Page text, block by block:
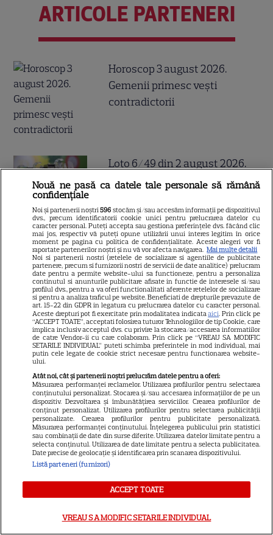
ARTICOLE PARTENERI
Horoscop 3 august 2026.
Gemenii primesc vești
contradictorii
Loto 6/49 din 2 august 2026.
Numerele extrase duminică
Cum coci vinetele la bloc, fără
să umpli casa de fum
franceză – cum funcționează
și care sunt avantajele
ALTE ARTICOLE
INTERESANTE
Nouă ne pasă ca datele tale personale să rămână
confidențiale
Noi și partenerii noștri596 stocăm și/sau accesăm informații pe dispozitivul
dvs., precum identificatorii cookie unici pentru prelucrarea datelor cu
caracter personal. Puteți accepta sau gestiona preferințele dvs. făcând clic
mai jos, respectiv vă puteți opune utilizării unui interes legitim în orice
moment pe pagina cu politica de confidențialitate. Aceste alegeri vor fi
raportate partenerilor noștri și nu vă vor afecta navigarea. Mai multe detalii
Noi si partenerii nostri (retelele de socializare si agentiile de publicitate
partenere, precum si furnizorii nostri de servicii de date analitice) prelucram
date pentru a permite website-ului sa functioneze, pentru a personaliza
continutul si anunturile publicitare afisate in functie de interesele si/sau
profilul dvs., pentru a va oferi functionalitati aferente retelelor de socializare
si pentru a analiza traficul pe website. Beneficiati de drepturile prevazute de
art. 15-22 din GDPR in legatura cu prelucrarea datelor cu caracter personal.
Aceste drepturi pot fi exercitate prin modalitatea indicataaici. Prin click pe
“ACCEPT TOATE”, acceptati folosirea tuturor Tehnologiilor de tip Cookie, care
implica inclusiv acceptul dvs. cu privire la stocarea/accesarea informatiilor
de catre Vendor-ii cu care colaboram. Prin click pe “VREAU SA MODIFIC
SETARILE INDIVIDUAL” puteti schimba preferintele in mod individual, mai
putin cele legate de cookie strict necesare pentru functionarea website-
ului.
Atât noi, cât și partenerii noștri prelucrăm datele pentru a oferi:
Măsurarea performanței reclamelor. Utilizarea profilurilor pentru selectarea
conținutului personalizat. Stocarea și/sau accesarea informațiilor de pe un
dispozitiv. Dezvoltarea și îmbunătățirea serviciilor. Crearea profilurilor de
conținut personalizat. Utilizarea profilurilor pentru selectarea publicității
personalizate. Crearea profilurilor pentru publicitate personalizată.
Măsurarea performanței conținutului. Înțelegerea publicului prin statistici
sau combinații de date din surse diferite. Utilizarea datelor limitate pentru a
selecta conținutul. Utilizarea de date limitate pentru a selecta publicitatea.
Date precise de geolocație și identificarea prin scanarea dispozitivului.
Listă parteneri (furnizori)
ACCEPT TOATE
VREAU SA MODIFIC SETARILE INDIVIDUAL